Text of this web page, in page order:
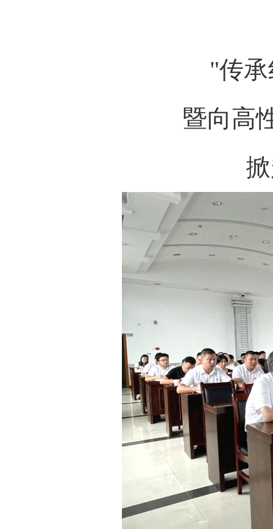
"传
暨向高